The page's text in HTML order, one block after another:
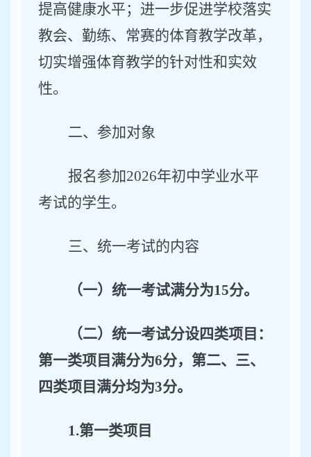
提高健康水平；进一步促进学校落实
教会、勤练、常赛的体育教学改革，
切实增强体育教学的针对性和实效
性。
二、参加对象
报名参加2026年初中学业水平
考试的学生。
三、统一考试的内容
（一）统一考试满分为15分。
（二）统一考试分设四类项目：
第一类项目满分为6分，第二、三、
四类项目满分均为3分。
1.第一类项目